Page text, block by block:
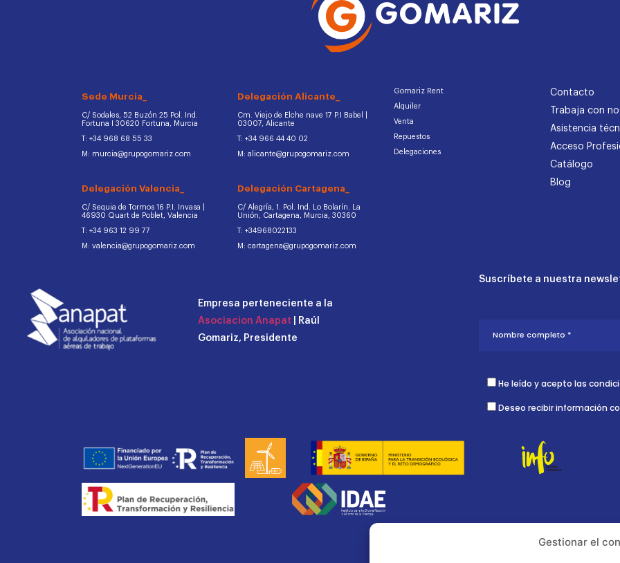
Gestionar el
Sede Murcia_
C/ Sodales, 52 Buzón 25 Pol. Ind.
Fortuna I 30620 Fortuna, Murcia
T: +34 968 68 55 33
M: murcia@grupogomariz.com
Delegación Valencia_
C/ Sequia de Tormos 16 P.I. Invasa |
46930 Quart de Poblet, Valencia
T: +34 963 12 99 77
M: valencia@grupogomariz.com
Delegación Alicante_
Cm. Viejo de Elche nave 17 P.I Babel |
03007, Alicante
T: +34 966 44 40 02
M: alicante@grupogomariz.com
Delegación Cartagena_
C/ Alegría, 1. Pol. Ind. Lo Bolarín. La
Unión, Cartagena, Murcia, 30360
T: +34968022133
M: cartagena@grupogomariz.com
Gomariz Rent
Alquiler
Venta
Repuestos
Delegaciones
Contacto
Trabaja con
Asistencia
Acceso
Catálogo
Blog
Empresa perteneciente a la
Asociacion Anapat | Raúl
Gomariz, Presidente
Suscríbete a nuestra
He leído y acepto las
Deseo recibir información